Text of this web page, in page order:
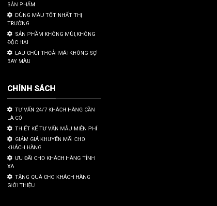
SẢN PHẨM
DÙNG MÀU TỐT NHẤT THỊ
TRƯỜNG
SẢN PHẦM KHÔNG MÙI,KHÔNG
ĐỘC HẠI
LAU CHÙI THOẢI MÁI KHÔNG SỢ
BAY MÀU
CHÍNH SÁCH
TƯ VẤN 24/7 KHÁCH HÀNG CẦN
LÀ CÓ
THIẾT KẾ TƯ VẤN MẪU MIỄN PHÍ
GIẢM GIÁ KHUYẾN MÃI CHO
KHÁCH HÀNG
ƯU ĐÃI CHO KHÁCH HÀNG TỈNH
XA
TẶNG QUÀ CHO KHÁCH HÀNG
GIỚI THIỆU